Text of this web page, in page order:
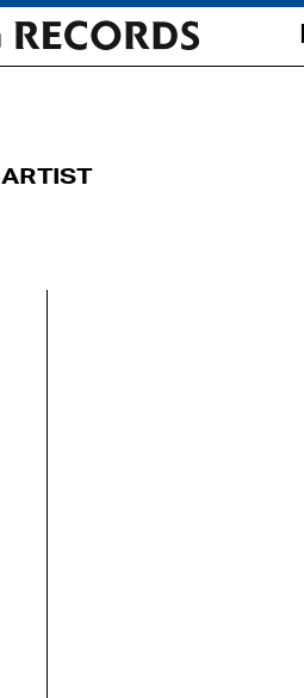
ARTIST